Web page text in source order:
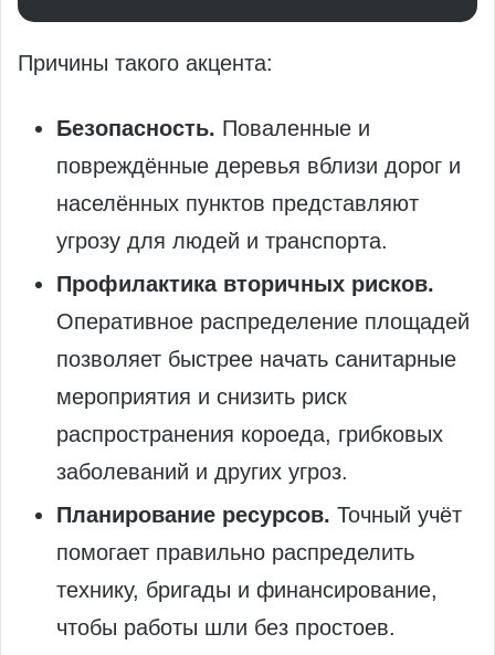
Причины такого акцента:
Безопасность. Поваленные и
повреждённые деревья вблизи дорог и
населённых пунктов представляют
угрозу для людей и транспорта.
Профилактика вторичных рисков.
Оперативное распределение площадей
позволяет быстрее начать санитарные
мероприятия и снизить риск
распространения короеда, грибковых
заболеваний и других угроз.
Планирование ресурсов. Точный учёт
помогает правильно распределить
технику, бригады и финансирование,
чтобы работы шли без простоев.